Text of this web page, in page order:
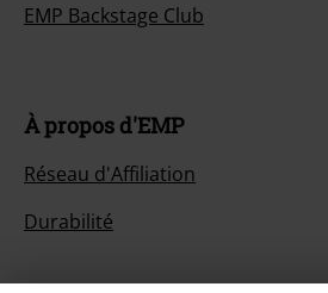
EMP Backstage Club
À propos d'EMP
Réseau d'Affiliation
Durabilité